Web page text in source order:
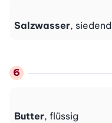
Salzwasser, siedend
Butter, flüssig